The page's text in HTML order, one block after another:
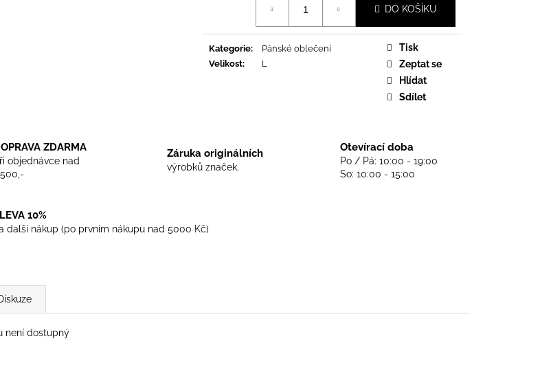
DO KOŠÍKU
Kategorie:
Pánské oblečení
Velikost: L
Tisk
Zeptat se
Hlídat
Sdílet
ZDARMA
objednávce nad
Záruka originálních
výrobků značek.
Otevírací doba
Po / Pá: 10:00 - 19:00
So: 10:00 - 15:00
10%
další nákup (po prvním nákupu nad 5000 Kč)
není dostupný
TRIKO SKINHEADS NEVER DIE - BLACK